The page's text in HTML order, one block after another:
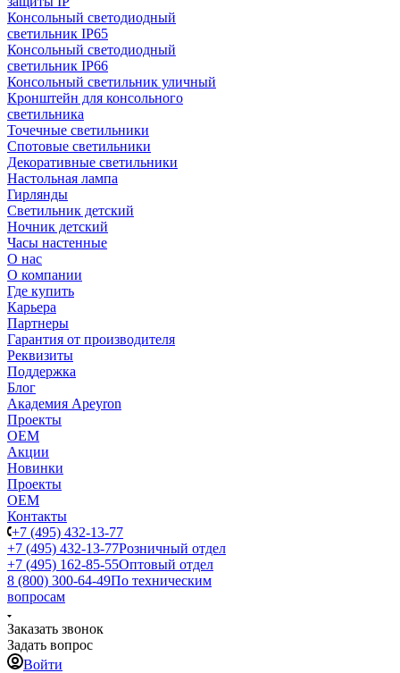
Консольный светодиодный
светильник IP65
Консольный светодиодный
светильник IP66
Консольный светильник уличный
Кронштейн для консольного
светильника
Точечные светильники
Спотовые светильники
Декоративные светильники
Настольная лампа
Гирлянды
Светильник детский
Ночник детский
Часы настенные
О нас
О компании
Где купить
Карьера
Партнеры
Гарантия от производителя
Реквизиты
Поддержка
Блог
Академия Apeyron
Проекты
ОЕМ
Акции
Новинки
Проекты
ОЕМ
Контакты
+7 (495) 432-13-77
+7 (495) 432-13-77Розничный отдел
+7 (495) 162-85-55Оптовый отдел
8 (800) 300-64-49По техническим
вопросам
Заказать звонок
Задать вопрос
Войти